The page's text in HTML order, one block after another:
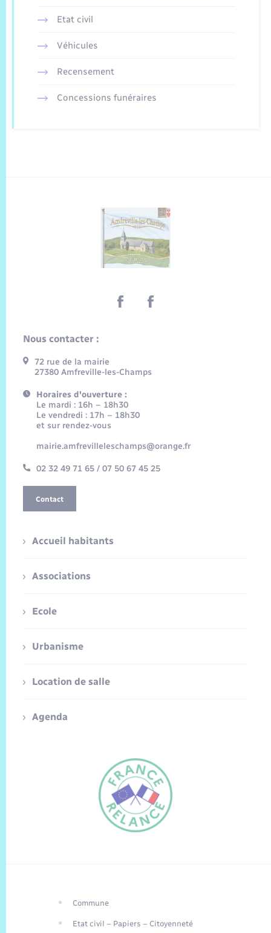
EN
Etat civil
Véhicules
Recensement
Concessions funéraires
Nous contacter :
72 rue de la mairie
27380 Amfreville-les-Champs
Horaires d'ouverture :
Le mardi : 16h – 18h30
Le vendredi : 17h – 18h30
et sur rendez-vous
mairie.amfrevilleleschamps@orange.fr
02 32 49 71 65 / 07 50 67 45 25
Contact
Accueil habitants
Associations
Ecole
Urbanisme
Location de salle
Agenda
Commune
Etat civil – Papiers – Citoyenneté